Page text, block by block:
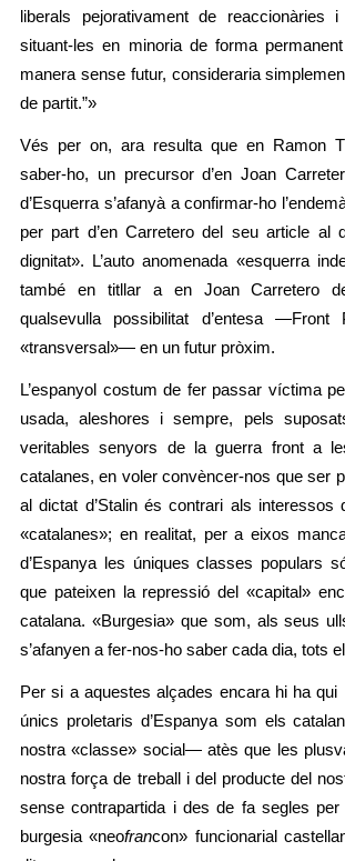
liberals pejorativament de
situant-les en minoria de forma
manera sense futur, consideraria
de partit.”»
Vés per on, ara resulta que en Ramon
saber-ho, un precursor d’en Joan
d’Esquerra s’afanyà a confirmar-ho
per part d’en Carretero del seu article al
dignitat». L’auto anomenada «esquerra
també en titllar a en Joan Carretero
qualsevulla possibilitat d’entesa —Front
«transversal»— en un futur pròxim.
L’espanyol costum de fer passar víctima
usada, aleshores i sempre, pels
veritables senyors de la guerra front a
catalanes, en voler convèncer-nos que ser
al dictat d’Stalin és contrari als interessos
«catalanes»; en realitat, per a eixos
d’Espanya les úniques classes populars
que pateixen la repressió del «capital»
catalana. «Burgesia» que som, als seus
s’afanyen a fer-nos-ho saber cada dia, tots
Per si a aquestes alçades encara hi ha qui
únics proletaris d’Espanya som els
nostra «classe» social—atès que les
nostra força de treball i del producte del
sense contrapartida i des de fa segles per
burgesia «neofrancon» funcionarial